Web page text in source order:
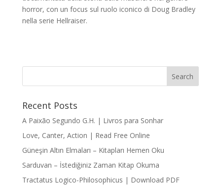
horror, con un focus sul ruolo iconico di Doug Bradley
nella serie Hellraiser.
Recent Posts
A Paixão Segundo G.H. | Livros para Sonhar
Love, Canter, Action | Read Free Online
Güneşin Altın Elmaları – Kitapları Hemen Oku
Sarduvan – İstediğiniz Zaman Kitap Okuma
Tractatus Logico-Philosophicus | Download PDF